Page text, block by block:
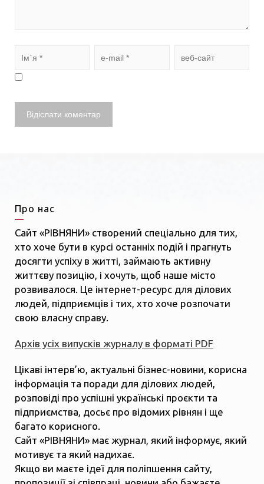
Про нас
Сайт «РІВНЯНИ» створений спеціально для тих,
хто хоче бути в курсі останніх подій і прагнуть
досягти успіху в житті, займають активну
життєву позицію, і хочуть, щоб наше місто
розвивалося. Це інтернет-ресурс для ділових
людей, підприємців і тих, хто хоче розпочати
свою власну справу.
Архів усіх випусків журналу в форматі PDF
Цікаві інтерв’ю, актуальні бізнес-новини, корисна
інформація та поради для ділових людей,
розповіді про успішні українські проєкти та
підприємства, досьє про відомих рівнян і ще
багато корисного.
Сайт «РІВНЯНИ» має журнал, який інформує, який
мотивує та який надихає.
Якщо ви маєте ідеї для поліпшення сайту,